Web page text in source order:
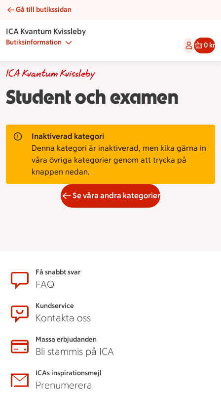
Student och examen | Catering ICA Kvantum Kvissleby
Gå till butikssidan
ICA Kvantum Kvissleby
Butiksinformation 0 kr
Student och examen
ICA Kvantum Kvissleby
Inaktiverad kategori
Denna kategori är inaktiverad, men kika gärna in
våra övriga kategorier genom att trycka på
knappen nedan.
Se våra andra kategorier
SidfotFå snabbt svar
FAQ
Kundservice
Kontakta oss
Massa erbjudanden
Bli stammis på ICA
ICAs inspirationsmejl
Prenumerera